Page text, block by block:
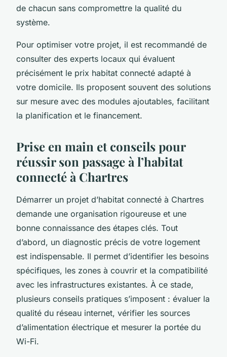
de chacun sans compromettre la qualité du
système.
Pour optimiser votre projet, il est recommandé de
consulter des experts locaux qui évaluent
précisément le prix habitat connecté adapté à
votre domicile. Ils proposent souvent des solutions
sur mesure avec des modules ajoutables, facilitant
la planification et le financement.
Prise en main et conseils pour
réussir son passage à l’habitat
connecté à Chartres
Démarrer un projet d’habitat connecté à Chartres
demande une organisation rigoureuse et une
bonne connaissance des étapes clés. Tout
d’abord, un diagnostic précis de votre logement
est indispensable. Il permet d’identifier les besoins
spécifiques, les zones à couvrir et la compatibilité
avec les infrastructures existantes. À ce stade,
plusieurs conseils pratiques s’imposent : évaluer la
qualité du réseau internet, vérifier les sources
d’alimentation électrique et mesurer la portée du
Wi-Fi.